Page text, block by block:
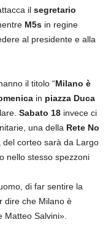
il segretario
M5s in regine
al presidente e alla
il titolo “Milano è
in piazza Duca
Sabato 18 invece ci
una della Rete No
del corteo sarà da Largo
nello stesso spezzoni
di far sentire la
dire che Milano è
Matteo Salvini».